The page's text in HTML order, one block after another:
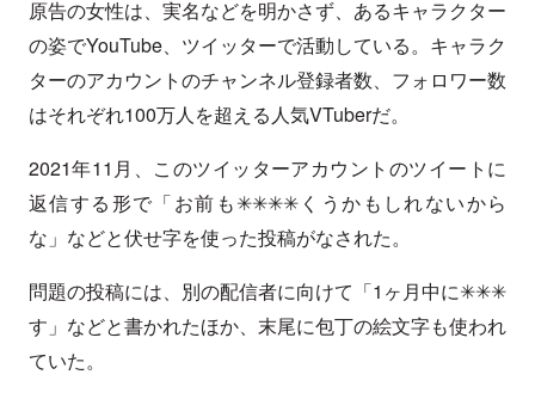
原告の女性は、実名などを明かさず、あるキャラクター
の姿でYouTube、ツイッターで活動している。キャラク
ターのアカウントのチャンネル登録者数、フォロワー数
はそれぞれ100万人を超える人気VTuberだ。
2021年11月、このツイッターアカウントのツイートに
返信する形で「お前も✳✳✳✳くうかもしれないから
な」などと伏せ字を使った投稿がなされた。
問題の投稿には、別の配信者に向けて「1ヶ月中に✳✳✳
す」などと書かれたほか、末尾に包丁の絵文字も使われ
ていた。